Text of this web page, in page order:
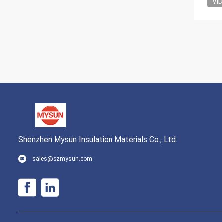
Shenzhen Mysun Insulation Materials Co., Ltd.
sales@szmysun.com